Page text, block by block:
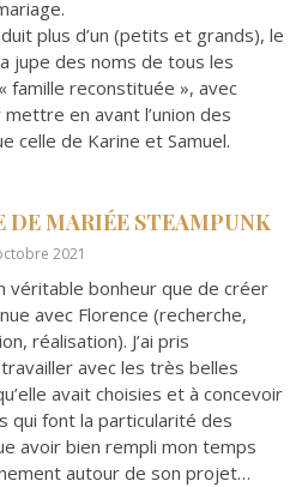
plus d’un (petits et grands), le
jupe des noms de tous les
famille reconstituée », avec
en avant l’union des
celle de Karine et Samuel.
DE MARIÉE STEAMPUNK
2021
véritable bonheur que de créer
avec Florence (recherche,
réalisation). J’ai pris
avec les très belles
avait choisies et à concevoir
qui font la particularité des
avoir bien rempli mon temps
autour de son projet…